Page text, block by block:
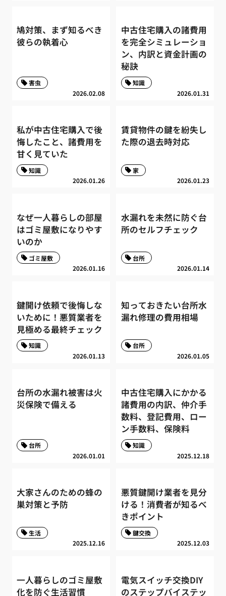
鳩対策、まず知るべき
彼らの執着心
2026.02.08
害虫
中古住宅購入の諸費用
を完全シミュレーショ
ン、内訳と資金計画の
秘訣
2026.01.31
知識
私が中古住宅購入で後
悔したこと、諸費用を
甘く見ていた
2026.01.26
知識
賃貸物件の鍵を紛失し
た際の退去時対応
2026.01.23
家
なぜ一人暮らしの部屋
はゴミ屋敷になりやす
いのか
2026.01.16
ゴミ屋敷
水漏れを未然に防ぐ台
所のセルフチェック
2026.01.14
台所
鍵開け依頼で後悔しな
いために！悪質業者を
見極める最終チェック
2026.01.13
知識
知っておきたい台所水
漏れ修理の費用相場
2026.01.05
台所
台所の水漏れ被害は火
災保険で備える
2026.01.01
台所
中古住宅購入にかかる
諸費用の内訳、仲介手
数料、登記費用、ロー
ン手数料、保険料
2025.12.18
知識
大家さんのための蜂の
巣対策と予防
2025.12.16
生活
悪質鍵開け業者を見分
ける！消費者が知るべ
きポイント
2025.12.03
鍵交換
一人暮らしのゴミ屋敷
化を防ぐ生活習慣
電気スイッチ交換DIY
のステップバイステッ